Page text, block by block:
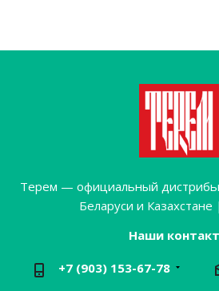
Терем — официальный
Беларуси и Казахстане |
Наши
+7 (903) 153-67-78